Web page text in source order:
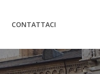
CONTATTACI